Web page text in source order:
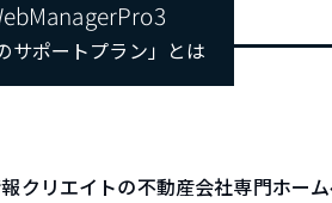
サポートプラン」とは
クリエイトの不動産会社専門ホー